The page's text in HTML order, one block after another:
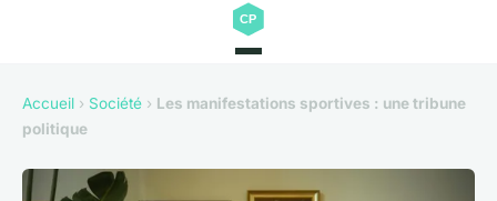
Accueil › Société › Les manifestations sportives : une tribune
politique